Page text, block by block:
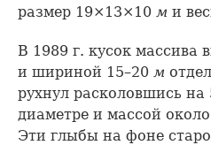
размер 19×13×10 м и
В 1989 г. кусок массива
и шириной 15–20 м
рухнул расколовшись на
диаметре и массой
Эти глыбы на фоне